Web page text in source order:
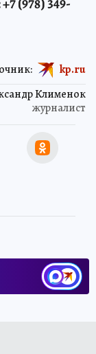
(978) 349-
Клименок
журналист
kp.ru